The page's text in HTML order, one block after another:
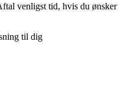
venligst tid, hvis du ønsker
til dig